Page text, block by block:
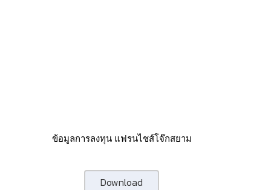
ข้อมูลการลงทุน แฟรนไชส์โจ๊กสยาม
Download